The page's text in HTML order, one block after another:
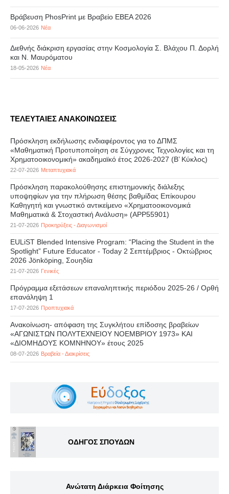
Βράβευση PhosPrint με Βραβείο ΕΒΕΑ 2026
06-06-2026 Νέα
Διεθνής διάκριση εργασίας στην Κοσμολογία Σ. Βλάχου Π. Δορλή
και Ν. Μαυρόματου
18-05-2026 Νέα
ΤΕΛΕΥΤΑΙΕΣ ΑΝΑΚΟΙΝΩΣΕΙΣ
Πρόσκληση εκδήλωσης ενδιαφέροντος για το ΔΠΜΣ
«Μαθηματική Προτυποποίηση σε Σύγχρονες Τεχνολογίες και τη
Χρηματοοικονομική» ακαδημαϊκό έτος 2026-2027 (B’ Kύκλος)
22-07-2026 Μεταπτυχιακά
Πρόσκληση παρακολούθησης επιστημονικής διάλεξης
υποψηφίων για την πλήρωση θέσης βαθμίδας Επίκουρου
Καθηγητή και γνωστικό αντικείμενο «Χρηματοοικονομικά
Μαθηματικά & Στοχαστική Ανάλυση» (APP55901)
21-07-2026 Προκηρύξεις - Διαγωνισμοί
EULiST Blended Intensive Program: “Placing the Student in the
Spotlight” Future Educator - Today 2 Σεπτέμβριος - Οκτώβριος
2026 Jönköping, Σουηδία
21-07-2026 Γενικές
Πρόγραμμα εξετάσεων επαναληπτικής περιόδου 2025-26 / Ορθή
επανάληψη 1
17-07-2026 Προπτυχιακά
Ανακοίνωση- απόφαση της Συγκλήτου επίδοσης βραβείων
«ΑΓΩΝΙΣΤΩΝ ΠΟΛΥΤΕΧΝΕΙΟΥ ΝΟΕΜΒΡΙΟΥ 1973» ΚΑΙ
«ΔΙΟΜΗΔΟΥΣ ΚΟΜΝΗΝΟΥ» έτους 2025
08-07-2026 Βραβεία - Διακρίσεις
ΟΔΗΓΟΣ ΣΠΟΥΔΩΝ
Ανώτατη Διάρκεια Φοίτησης